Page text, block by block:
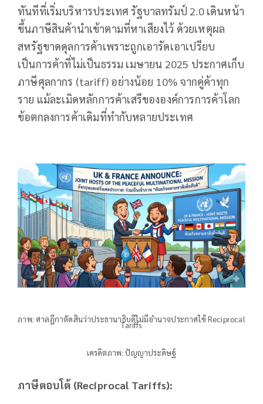
ทันทีที่เริ่มบริหารประเทศ รัฐบาลทรัมป์ 2.0 เดินหน้า
ขึ้นภาษีสินค้านำเข้าตามที่หาเสียงไว้ ด้วยเหตุผล
สหรัฐขาดดุลการค้าเพราะถูกเอารัดเอาเปรียบ
เป็นการค้าที่ไม่เป็นธรรม เมษายน 2025 ประกาศเก็บ
ภาษีศุลกากร (tariff) อย่างน้อย 10% จากคู่ค้าทุก
ราย แม้ละเมิดหลักการค้าเสรีขององค์การการค้าโลก
ข้อตกลงการค้าเดิมที่ทำกับหลายประเทศ
ภาพ: ศาลฎีกาตัดสินว่าประธานาธิบดีไม่มีอำนาจประกาศใช้ Reciprocal
Tariffs
เครดิตภาพ: ปัญญาประดิษฐ์
ภาษีตอบโต้ (Reciprocal Tariffs):